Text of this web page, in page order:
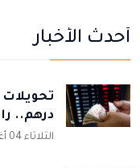
أحدث الأخبار
درهم..
الثلاثاء 04 أغسطس 2026